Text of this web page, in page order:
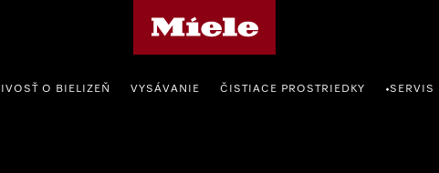
O BIELIZEŇ VYSÁVANIE ČISTIACE PROSTRIEDKY •SERVIS